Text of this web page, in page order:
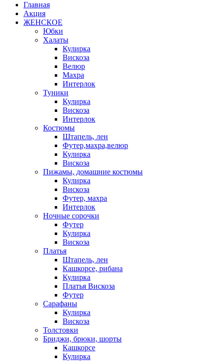
Главная
Акция
ЖЕНСКОЕ
Юбки
Халаты
Кулирка
Вискоза
Велюр
Махра
Интерлок
Туники
Кулирка
Вискоза
Интерлок
Костюмы
Штапель, лен
Футер,махра,велюр
Кулирка
Вискоза
Пижамы, домашние костюмы
Кулирка
Вискоза
Футер, махра
Интерлок
Ночные сорочки
Футер
Кулирка
Вискоза
Платья
Штапель, лен
Кашкорсе, рибана
Кулирка
Платья Вискоза
Футер
Сарафаны
Кулирка
Вискоза
Толстовки
Бриджи, брюки, шорты
Кашкорсе
Кулирка